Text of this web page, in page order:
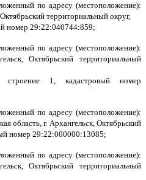
по адресу (местоположение):
территориальный округ,
номер 29:22:040744:859;
по адресу (местоположение):
Октябрьский территориальный
1, кадастровый номер
по адресу (местоположение):
область, г. Архангельск, Октябрьский
номер 29:22:000000:13085;
по адресу (местоположение):
Октябрьский территориальный